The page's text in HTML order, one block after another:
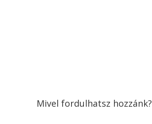
Mivel fordulhatsz hozzánk?